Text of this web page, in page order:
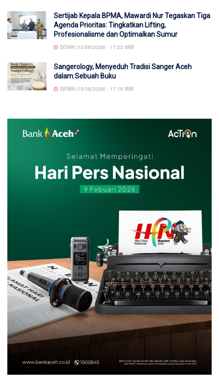
Sertijab Kepala BPMA, Mawardi Nur Tegaskan Tiga
Agenda Prioritas: Tingkatkan Lifting,
Profesionalisme dan OptimaIkan Sumur
SENIN (10/08/2026) - 17:23 WIB
Sangerology, Menyeduh Tradisi Sanger Aceh
dalam Sebuah Buku
SENIN (10/08/2026) - 17:19 WIB